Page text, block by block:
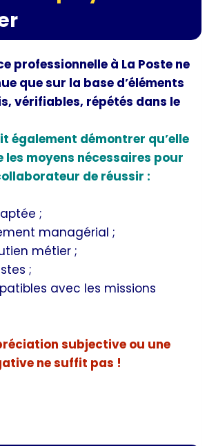
professionnelle à La Poste ne
que sur la base d’éléments
vérifiables, répétés dans le
également démontrer qu’elle
moyens nécessaires pour
de réussir :
;
managérial ;
métier ;
;
avec les missions
subjective ou une
ne suffit pas !